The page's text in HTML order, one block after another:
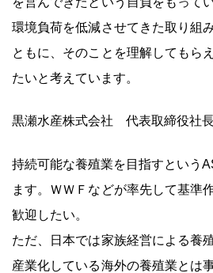
環境負荷を低減させてきた取り組
ともに、そのことを理解してもら
たいと考えています。
黒瀬水産株式会社 代表取締役社
持続可能な養殖業を目指すという
ます。ＷＷＦなどが率先して基準
歓迎したい。
ただ、日本では家族経営による養
産業化している海外の養殖業とは